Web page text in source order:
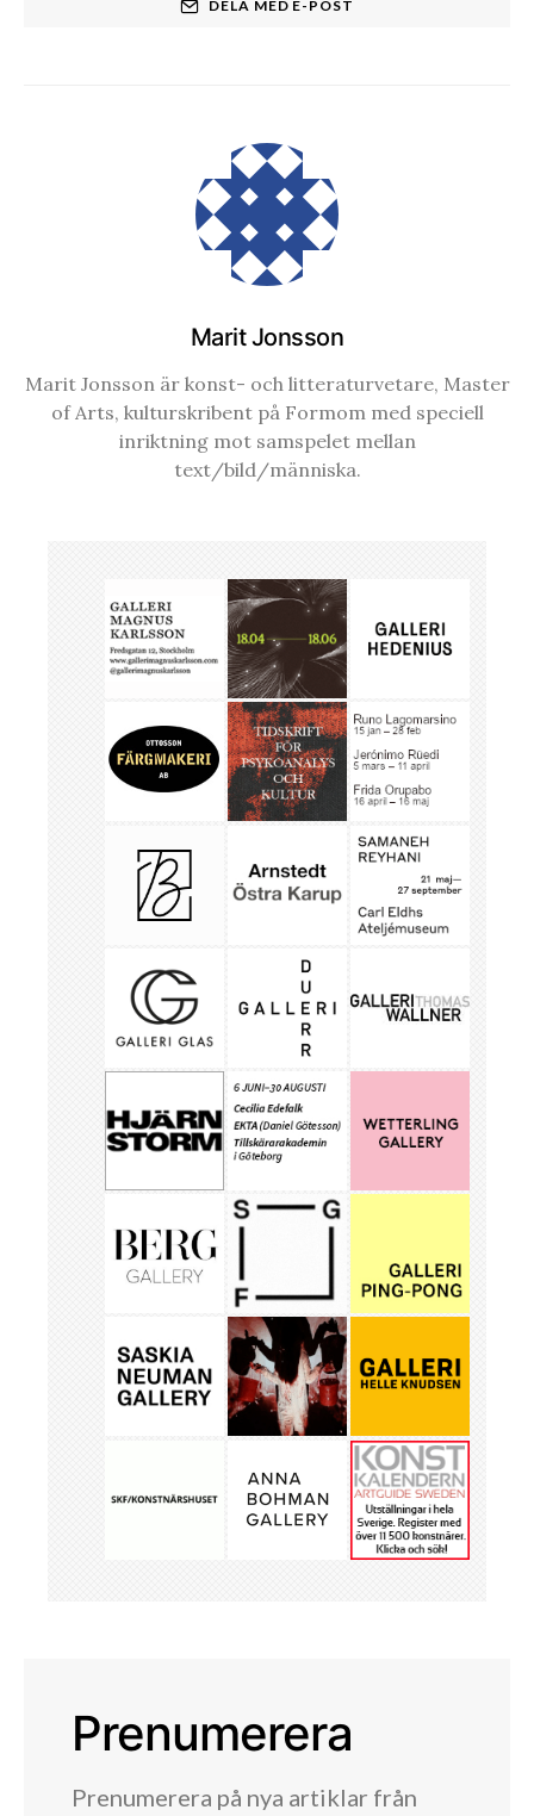
DELA MED E-POST
Marit Jonsson
Marit Jonsson är konst- och litteraturvetare, Master
of Arts, kulturskribent på Formom med speciell
inriktning mot samspelet mellan
text/bild/människa.
Prenumerera
Prenumerera på nya artiklar från